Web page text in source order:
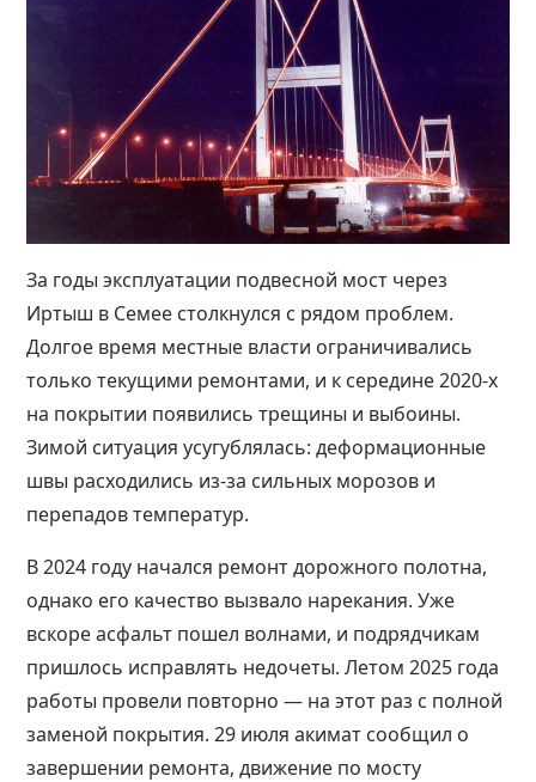
За годы эксплуатации подвесной мост через
Иртыш в Семее столкнулся с рядом проблем.
Долгое время местные власти ограничивались
только текущими ремонтами, и к середине 2020-х
на покрытии появились трещины и выбоины.
Зимой ситуация усугублялась: деформационные
швы расходились из-за сильных морозов и
перепадов температур.
В 2024 году начался ремонт дорожного полотна,
однако его качество вызвало нарекания. Уже
вскоре асфальт пошел волнами, и подрядчикам
пришлось исправлять недочеты. Летом 2025 года
работы провели повторно — на этот раз с полной
заменой покрытия. 29 июля акимат сообщил о
завершении ремонта, движение по мосту